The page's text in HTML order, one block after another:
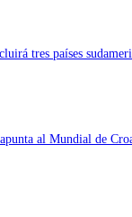
tres países
al Mundial de